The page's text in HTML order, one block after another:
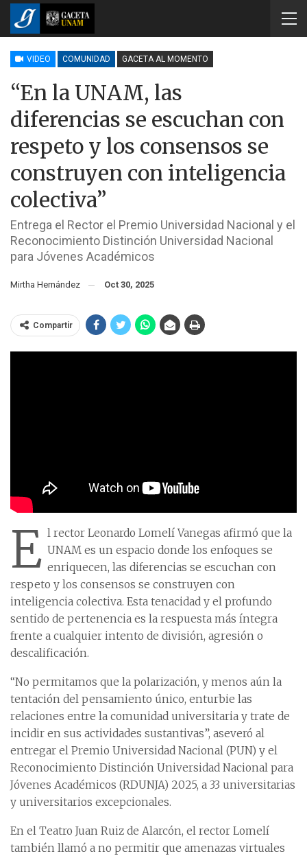
VIDEO COMUNIDAD GACETA AL MOMENTO
“En la UNAM, las
diferencias se escuchan con
respeto y los consensos se
construyen con inteligencia
colectiva”
Entrega el Rector el Premio Universidad Nacional y el
Reconocimiento Distinción Universidad Nacional
para Jóvenes Académicos
Mirtha Hernández Oct 30, 2025
Compartir
E l rector Leonardo Lomelí Vanegas afirmó que la
UNAM es un espacio donde los enfoques se
enriquecen, las diferencias se escuchan con
respeto y los consensos se construyen con
inteligencia colectiva. Esta tenacidad y el profundo
sentido de pertenencia es la respuesta más íntegra
frente a cualquier intento de división, agresión o
descalificación.
“No permitamos que la polarización, y menos aún la
tentación del pensamiento único, enturbie las
relaciones entre la comunidad universitaria y trate de
incidir en sus actividades sustantivas”, aseveró al
entregar el Premio Universidad Nacional (PUN) y el
Reconocimiento Distinción Universidad Nacional para
Jóvenes Académicos (RDUNJA) 2025, a 33 universitarias
y universitarios excepcionales.
En el Teatro Juan Ruiz de Alarcón, el rector Lomelí
también llamó a no permitir que amenazas virtuales